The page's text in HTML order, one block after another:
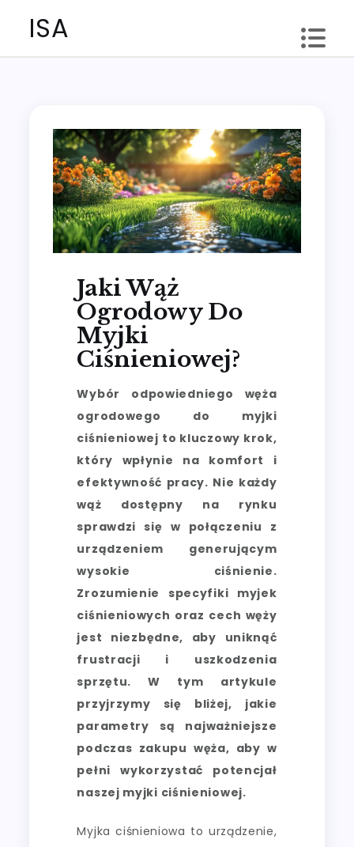
ISA
Jaki Wąż
Ogrodowy Do
Myjki
Ciśnieniowej?
Wybór odpowiedniego węża
ogrodowego do myjki
ciśnieniowej to kluczowy krok,
który wpłynie na komfort i
efektywność pracy. Nie każdy
wąż dostępny na rynku
sprawdzi się w połączeniu z
urządzeniem generującym
wysokie ciśnienie.
Zrozumienie specyfiki myjek
ciśnieniowych oraz cech węży
jest niezbędne, aby uniknąć
frustracji i uszkodzenia
sprzętu. W tym artykule
przyjrzymy się bliżej, jakie
parametry są najważniejsze
podczas zakupu węża, aby w
pełni wykorzystać potencjał
naszej myjki ciśnieniowej.
Myjka ciśnieniowa to urządzenie,